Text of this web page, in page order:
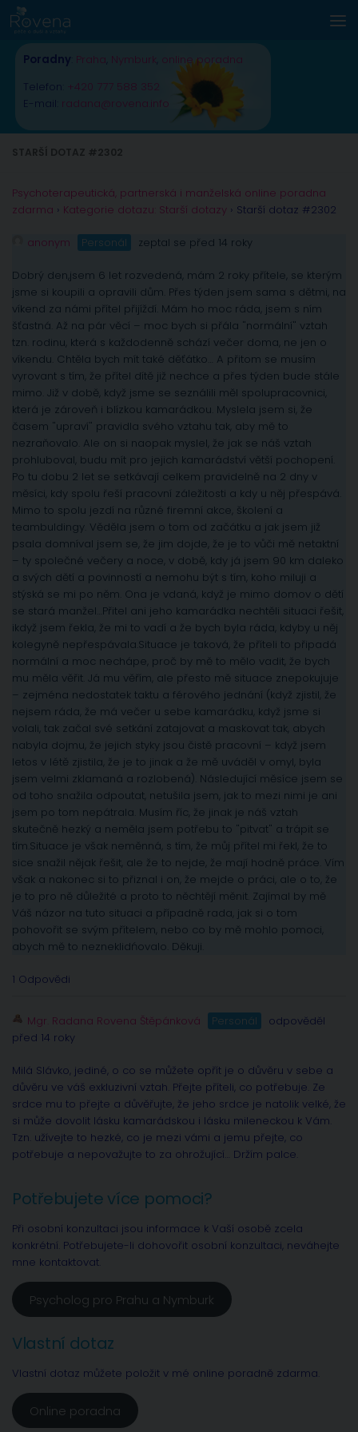
Skip to content
Poradny Praha Nymburk online poradna
Telefon: +420 777 588 352
E-mail: radana@rovena.info
Psychoterapeutická, partnerská i manželská online poradna
zdarma › Kategorie dotazu: Starší dotazy › Starší dotaz #2302
anonym Personál zeptal se před 14 roky
Dobrý den,jsem 6 let rozvedená, mám 2 roky přítele, se kterým
jsme si koupili a opravili dům. Přes týden jsem sama s dětmi, na
víkend za námi přítel přijíždí. Mám ho moc ráda, jsem s ním
šťastná. Až na pár věcí – moc bych si přála "normální" vztah
tzn. rodinu, která s každodenně schází večer doma, ne jen o
víkendu. Chtěla bych mít také děťátko… A přitom se musím
vyrovant s tím, že přítel dítě již nechce a přes týden bude stále
mimo. Již v době, když jsme se seználili měl spolupracovnici,
která je zároveň i blízkou kamarádkou. Myslela jsem si, že
časem "upraví" pravidla svého vztahu tak, aby mě to
nezraňovalo. Ale on si naopak myslel, že jak se náš vztah
prohluboval, budu mít pro jejich kamarádství větší pochopení.
Po tu dobu 2 let se setkávají celkem pravidelně na 2 dny v
měsíci, kdy spolu řeší pracovní záležitosti a kdy u něj přespává.
Mimo to spolu jezdí na různé firemní akce, školení a
teambuldingy. Věděla jsem o tom od začátku a jak jsem již
psala domníval jsem se, že jim dojde, že je to vůči mě netaktní
– ty společné večery a noce, v době, kdy já jsem 90 km daleko
a svých dětí a povinností a nemohu být s tím, koho miluji a
stýská se mi po něm. Ona je vdaná, když je mimo domov o dětí
se stará manžel…Přitel ani jeho kamarádka nechtěli situaci řešit,
ikdyž jsem řekla, že mi to vadí a že bych byla ráda, kdyby u něj
kolegyně nepřespávala.Situace je taková, že příteli to připadá
normální a moc nechápe, proč by mě to mělo vadit, že bych
mu měla věřit. Já mu věřím, ale přesto mě situace znepokujuje
– zejména nedostatek taktu a férového jednání (když zjistil, že
nejsem ráda, že má večer u sebe kamarádku, když jsme si
volali, tak začal své setkání zatajovat a maskovat tak, abych
nabyla dojmu, že jejich styky jsou čistě pracovní – když jsem
letos v létě zjistila, že je to jinak a že mě uváděl v omyl, byla
jsem velmi zklamaná a rozlobená). Následující měsíce jsem se
od toho snažila odpoutat, netušila jsem, jak to mezi nimi je ani
jsem po tom nepátrala. Musím říc, že jinak je náš vztah
skutečně hezký a neměla jsem potřebu to "pitvat" a trápit se
tím.Situace je však neměnná, s tím, že můj přítel mi řekl, že to
sice snažil nějak řešit, ale že to nejde, že mají hodně práce. Vím
však a nakonec si to přiznal i on, že mejde o práci, ale o to, že
je to pro ně důležité a proto to něchtějí měnit. Zajímal by mě
Váš názor na tuto situaci a případně rada, jak si o tom
pohovořit se svým přítelem, nebo co by mě mohlo pomoci,
abych mě to nezneklidńovalo. Děkuji.
1 Odpovědi
Mgr. Radana Rovena Štěpánková Personál
odpověděl
před 14 roky
Milá Slávko, jediné, o co se můžete opřít je o důvěru v sebe a
důvěru ve váš exkluzivní vztah. Přejte příteli, co potřebuje. Ze
srdce mu to přejte a důvěřujte, že jeho srdce je natolik velké, že
si může dovolit lásku kamarádskou i lásku mileneckou k Vám.
Tzn. užívejte to hezké, co je mezi vámi a jemu přejte, co
potřebuje a nepovažujte to za ohrožující… Držím palce.
Potřebujete více pomoci?
Při osobní konzultaci jsou informace k Vaší osobě zcela
konkrétní. Potřebujete-li dohovořit osobní konzultaci, neváhejte
mne kontaktovat.
Psycholog pro Prahu a Nymburk
Vlastní dotaz
Vlastní dotaz můžete položit v mé online poradně zdarma.
Online poradna